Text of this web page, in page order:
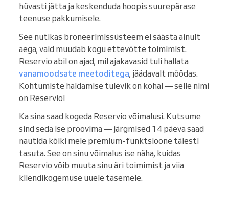
hüvasti jätta ja keskenduda hoopis suurepärase
teenuse pakkumisele.
See nutikas broneerimissüsteem ei säästa ainult
aega, vaid muudab kogu ettevõtte toimimist.
Reservio abil on ajad, mil ajakavasid tuli hallata
vanamoodsate meetoditega, jäädavalt möödas.
Kohtumiste haldamise tulevik on kohal — selle nimi
on Reservio!
Ka sina saad kogeda Reservio võimalusi. Kutsume
sind seda ise proovima — järgmised 14 päeva saad
nautida kõiki meie premium-funktsioone täiesti
tasuta. See on sinu võimalus ise näha, kuidas
Reservio võib muuta sinu äri toimimist ja viia
kliendikogemuse uuele tasemele.